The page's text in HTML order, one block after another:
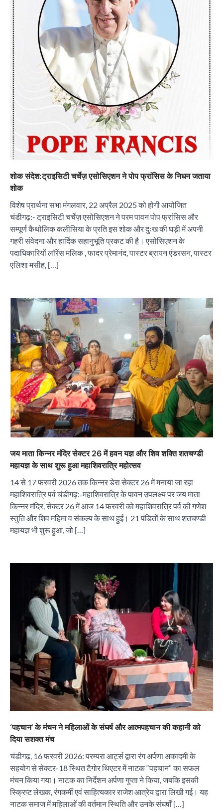
शोक संदेश:ट्राइसिटी चर्चेज़ एसोसिएशन ने पोप फ्रांसिस के निधन जताया
शोक
विशेष प्रार्थना सभा मंगलवार, 22 अप्रैल 2025 को होगी आयोजित
चंडीगढ़:- ट्राइसिटी चर्चेज़ एसोसिएशन ने परम पावन पोप फ्रांसिस और
सम्पूर्ण कैथोलिक कलीसिया के प्रति इस शोक और दुःख की घड़ी में अपनी
गहरी संवेदना और हार्दिक सहानुभूति प्रकट की है। एसोसिएशन के
पदाधिकारियों लॉरेंस मलिक , फादर प्रेमानंद, पास्टर ब्रायन एंडरसन, पास्टर
एलिशा मसीह, […]
जय माता किन्नर मंदिर सेक्टर 26 में हवन यज्ञ और शिव शक्ति शतचण्डी
महायज्ञ के साथ शुरू हुआ महाशिवरात्रि महोत्सव
14 से 17 फरवरी 2026 तक किन्नर डेरा सेक्टर 26 में मनाया जा रहा
महाशिवरात्रि पर्व चंडीगढ़:-महाशिवरात्रि के पावन उपलक्ष्य पर जय माता
किन्नर मंदिर, सेक्टर 26 में आज 14 फरवरी को महाशिवरात्रि पर्व की गणेश
स्तुति और शिव महिमा व संकल्प के साथ हुई। 21 पंडितों के साथ शतचण्डी
महायज्ञ भी शुरू हुआ, जो […]
‘पहचान’ के मंचन ने महिलाओं के संघर्ष और आत्मपहचान की कहानी को
दिया सशक्त मंच
चंडीगढ़, 16 फरवरी 2026: परम्परा आर्ट्स द्वारा रंग अर्पणा अकादमी के
सहयोग से सेक्टर-18 स्थित टैगोर थिएटर में नाटक “पहचान” का सफल
मंचन किया गया। नाटक का निर्देशन अर्पणा गुप्ता ने किया, जबकि इसकी
स्क्रिप्ट लेखक, रंगकर्मी एवं साहित्यकार राजेश आत्रेय द्वारा लिखी गई। यह
नाटक समाज में महिलाओं की वर्तमान स्थिति और उनके संघर्षों […]
“वोकल फॉर लोकल” से “लोकल टू ग्लोबल” की ओर भारत
का बढ़ता कदम, 12 से 15 अगस्त तक भारत मंडपम में होगा
भव्य भारत व्यापार महोत्सव : हरीश गर्ग
City uday August 6, 2026
3
सोलर एनर्जी वेंडर्स एसोसिएशन (सेवा) ने पंजाब में सौर
परियोजनाओं की बाधाओं को दूर करने के लिए पीएसपीसीएल
और एमएनआरई के उच्च अधिकारियों से की मुलाकात
City uday August 6, 2026
₹227 करोड़ का ‘टेबल एजेंडा घोटाला’ भाजपा के
भ्रष्टाचार, तानाशाही और लोकतंत्र की हत्या का सबसे बड़ा
सबूत : एच.एस. लक्की
1
August 6, 2026
“वोकल फॉर लोकल” से “लोकल टू ग्लोबल” की ओर भारत
का बढ़ता कदम, 12 से 15 अगस्त तक भारत मंडपम में होगा
भव्य भारत व्यापार महोत्सव : हरीश गर्ग
2
पारस हेल्थ पंचकूला ने ‘तिरंगा यात्रा 2025’ का हरियाणा से
कश्मीर तक किया आगाज़, राष्ट्रीय एकता को मिलेगा नया
आयाम
City uday August 13, 2025